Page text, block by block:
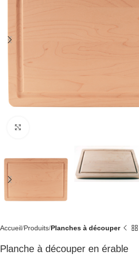
Accueil Produits Planches à découper
Planche à découper en érable